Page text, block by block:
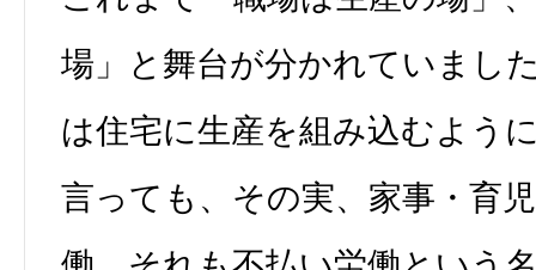
場」と舞台が分かれていまし
は住宅に生産を組み込むよう
言っても、その実、家事・育